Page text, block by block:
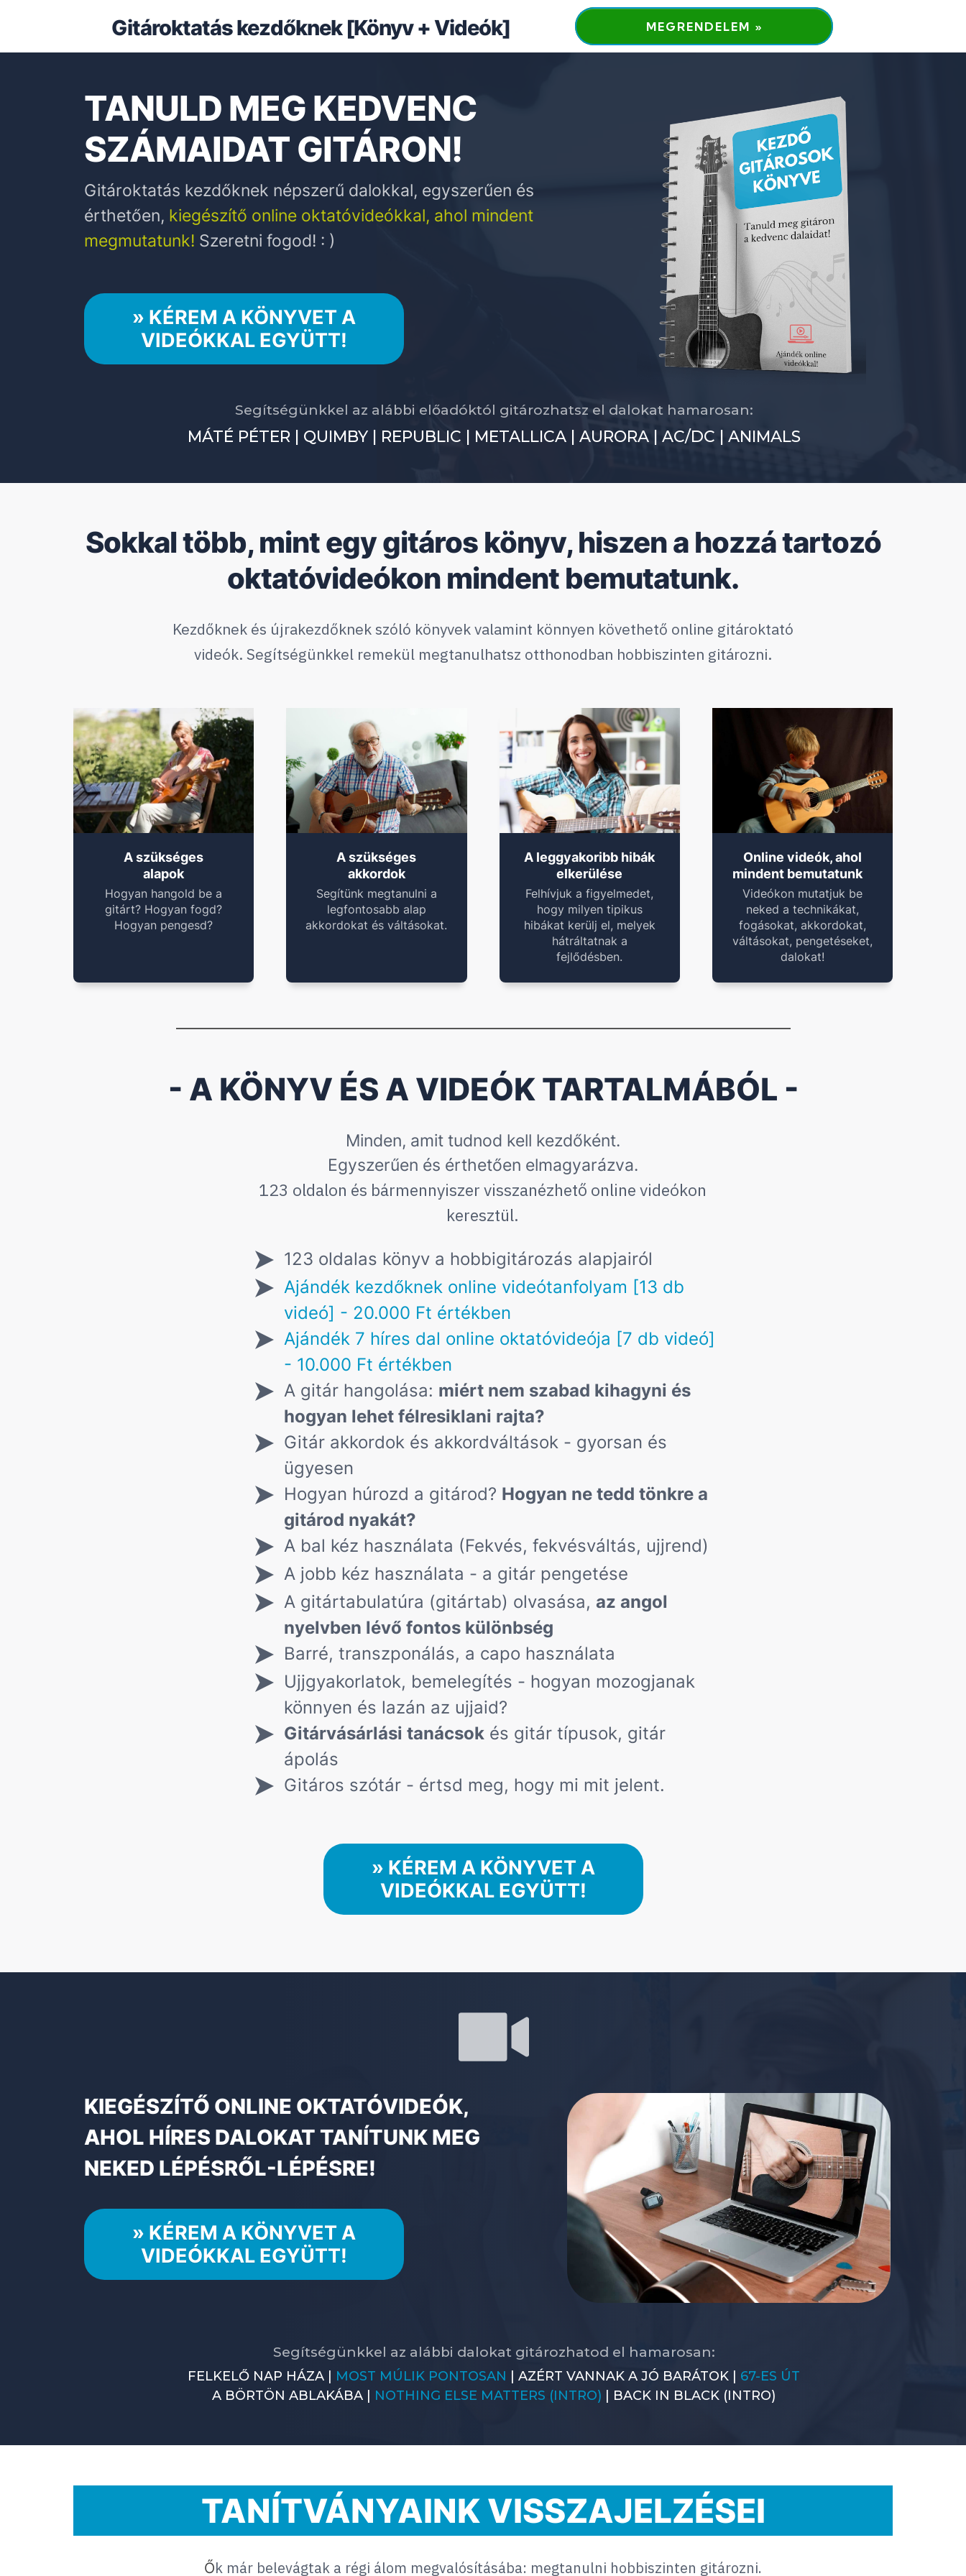
Gitároktatás kezdőknek [Könyv + Videók] MEGRENDELEM »
TANULD MEG KEDVENC
SZÁMAIDAT GITÁRON!
Gitároktatás kezdőknek népszerű dalokkal, egyszerűen és
érthetően, kiegészítő online oktatóvideókkal, ahol mindent
megmutatunk! Szeretni fogod! : )
» KÉREM A KÖNYVET A
VIDEÓKKAL EGYÜTT!
Segítségünkkel az alábbi előadóktól gitározhatsz el dalokat hamarosan:
MÁTÉ PÉTER | QUIMBY | REPUBLIC | METALLICA | AURORA | AC/DC | ANIMALS
Sokkal több, mint egy gitáros könyv, hiszen a hozzá tartozó
oktatóvideókon mindent bemutatunk.
Kezdőknek és újrakezdőknek szóló könyvek valamint könnyen követhető online gitároktató
videók. Segítségünkkel remekül megtanulhatsz otthonodban hobbiszinten gitározni.
A szükséges
alapok
Hogyan hangold be a
gitárt? Hogyan fogd?
Hogyan pengesd?
A szükséges
akkordok
Segítünk megtanulni a
legfontosabb alap
akkordokat és váltásokat.
A leggyakoribb hibák
elkerülése
Felhívjuk a figyelmedet,
hogy milyen tipikus
hibákat kerülj el, melyek
hátráltatnak a
fejlődésben.
Online videók, ahol
mindent bemutatunk!
Videókon mutatjuk be
neked a technikákat,
fogásokat, akkordokat,
váltásokat, pengetéseket,
dalokat!
- A KÖNYV ÉS A VIDEÓK TARTALMÁBÓL -
Minden, amit tudnod kell kezdőként.
Egyszerűen és érthetően elmagyarázva.
123 oldalon és bármennyiszer visszanézhető online videókon
keresztül.
123 oldalas könyv a hobbigitározás alapjairól
Ajándék kezdőknek online videótanfolyam [13 db
videó] - 20.000 Ft értékben
Ajándék 7 híres dal online oktatóvideója [7 db videó]
- 10.000 Ft értékben
A gitár hangolása: miért nem szabad kihagyni és
hogyan lehet félresiklani rajta?
Gitár akkordok és akkordváltások - gyorsan és
ügyesen
Hogyan húrozd a gitárod? Hogyan ne tedd tönkre a
gitárod nyakát?
A bal kéz használata (Fekvés, fekvésváltás, ujjrend)
A jobb kéz használata - a gitár pengetése
A gitártabulatúra (gitártab) olvasása, az angol
nyelvben lévő fontos különbség
Barré, transzponálás, a capo használata
Ujjgyakorlatok, bemelegítés - hogyan mozogjanak
könnyen és lazán az ujjaid?
Gitárvásárlási tanácsokés gitár típusok, gitár
ápolás
Gitáros szótár - értsd meg, hogy mi mit jelent.
» KÉREM A KÖNYVET A
VIDEÓKKAL EGYÜTT!
KIEGÉSZÍTŐ ONLINE OKTATÓVIDEÓK,
AHOL HÍRES DALOKAT TANÍTUNK MEG
NEKED LÉPÉSRŐL-LÉPÉSRE!
» KÉREM A KÖNYVET A
VIDEÓKKAL EGYÜTT!
Segítségünkkel az alábbi dalokat gitározhatod el hamarosan:
FELKELŐ NAP HÁZA | MOST MÚLIK PONTOSAN | AZÉRT VANNAK A JÓ BARÁTOK | 67-ES ÚT
A BÖRTÖN ABLAKÁBA | NOTHING ELSE MATTERS (INTRO) | BACK IN BLACK (INTRO)
TANÍTVÁNYAINK VISSZAJELZÉSEI
Ők már belevágtak a régi álom megvalósításába: megtanulni hobbiszinten gitározni.